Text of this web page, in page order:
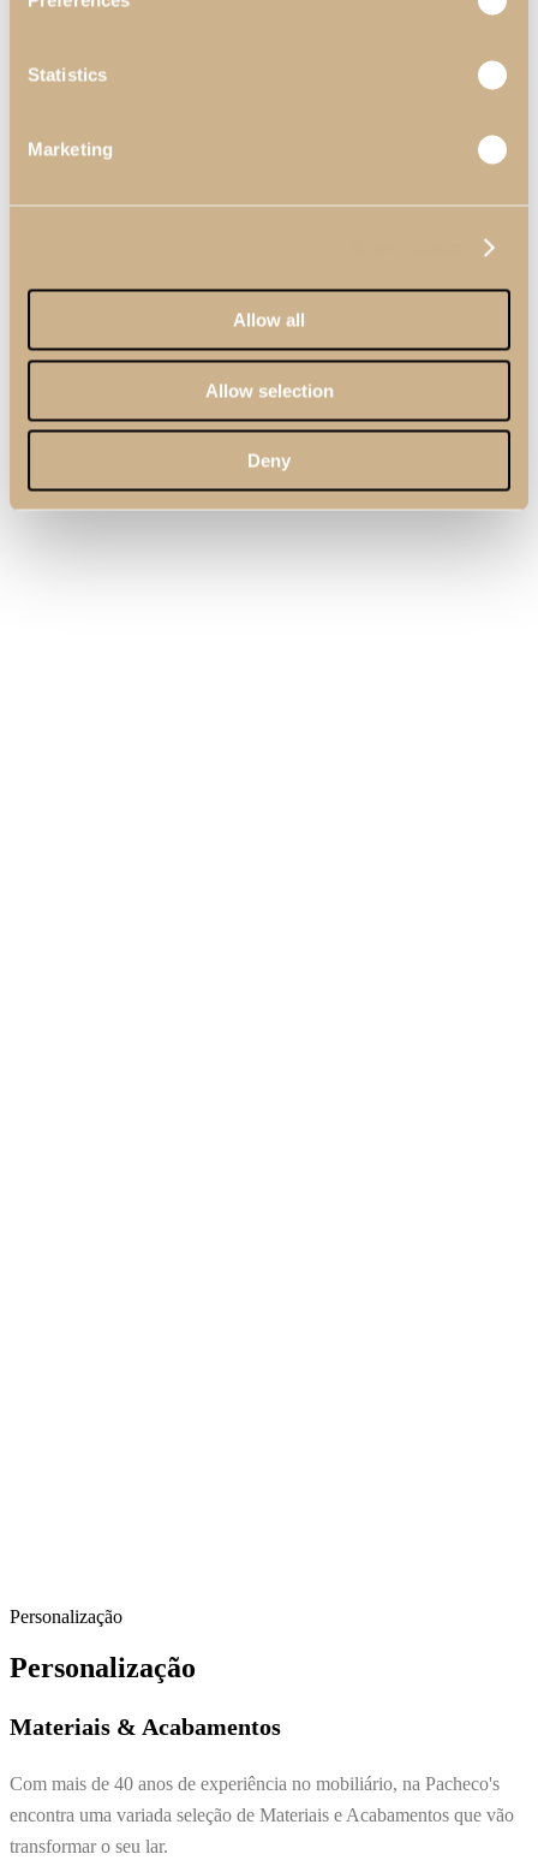
Statistics
Marketing
Allow all
Allow selection
Deny
Personalização
Personalização
Materiais & Acabamentos
Com mais de 40 anos de experiência no mobiliário, na Pacheco's
encontra uma variada seleção de Materiais e Acabamentos que vão
transformar o seu lar.